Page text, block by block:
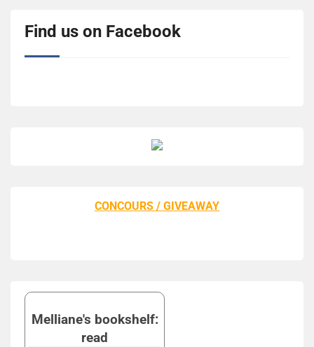
Find us on Facebook
CONCOURS / GIVEAWAY
Melliane's bookshelf:
read